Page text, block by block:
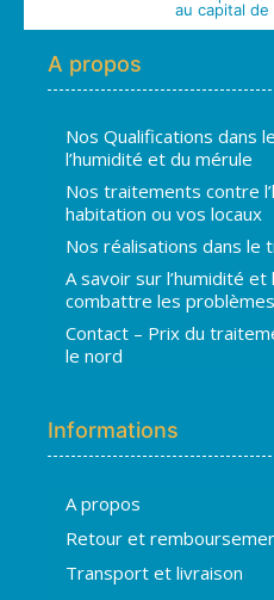
au capital
A propos
Nos Qualifications dans
l’humidité et du mérule
Nos traitements contre
habitation ou vos locaux
Nos réalisations dans le
A savoir sur l’humidité
combattre les problèmes
Contact – Prix du
le nord
Informations
A propos
Retour et
Transport et livraison
En ligne · répond